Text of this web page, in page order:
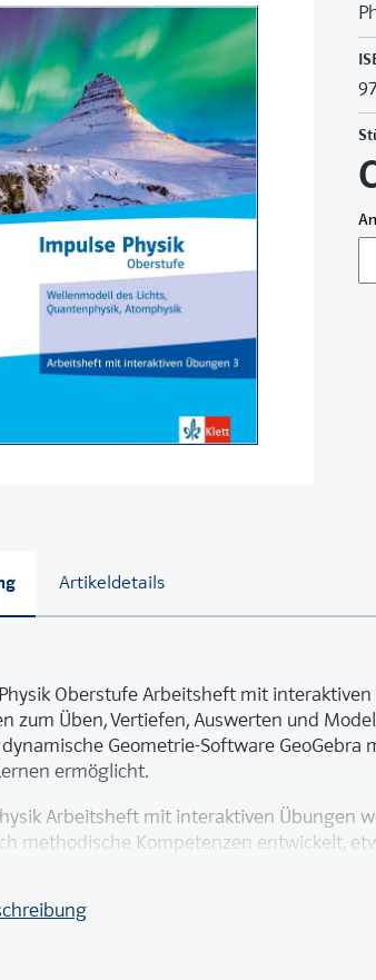
Artikeldetails
Oberstufe Arbeitsheft mit
zum Üben, Vertiefen, Auswerten und
Geometrie-Software GeoGebra
ermöglicht.
Arbeitsheft mit interaktiven Übungen
methodische Kompetenzen entwickelt,
gekennzeichnet. Zu allen Aufgaben